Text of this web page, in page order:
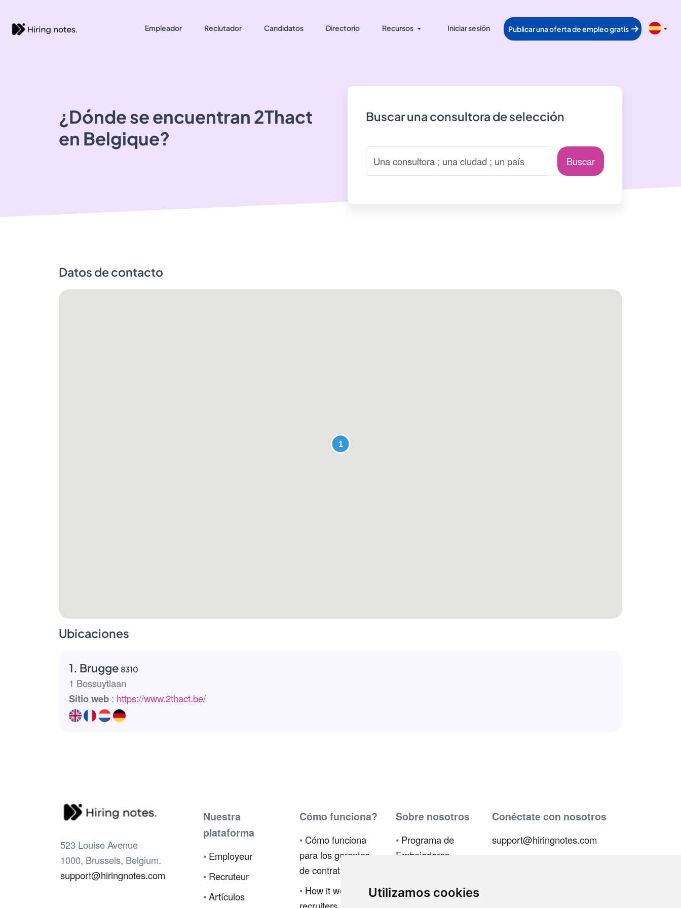
Utilizamos cookies
Empleador Reclutador Candidatos Directorio Recursos Iniciar sesión Publicar una oferta de empleo gratis
¿Dónde se encuentran 2Thact
en Belgique?
Buscar una consultora de selección
Buscar
Datos de contacto
Ubicaciones
1. Brugge 8310
1 Bossuytlaan
Sitio web: https://www.2thact.be/
523 Louise Avenue
1000, Brussels, Belgium.
support@hiringnotes.com
Nuestra
plataforma
• Employeur
• Recruteur
•Artículos
Cómo funciona?
• Cómo funciona
para los gerentes
de contratación
• How it works for
recruiters
Sobre nosotros
• Programa de
Embajadores
•Política de
Conéctate con nosotros
support@hiringnotes.com